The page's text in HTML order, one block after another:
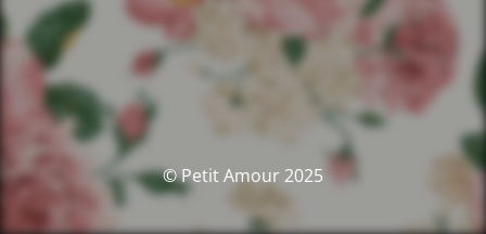
© Petit Amour 2025